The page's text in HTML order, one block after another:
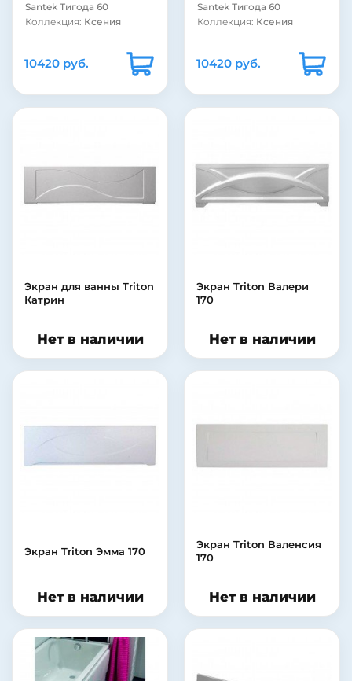
Santek Тигода 60
Коллекция: Ксения
10420 руб.
Santek Тигода 60
Коллекция: Ксения
10420 руб.
Экран для ванны Triton
Катрин
Нет в наличии
Экран Triton Валери
170
Нет в наличии
Экран Triton Эмма 170
Нет в наличии
Экран Triton Валенсия
170
Нет в наличии